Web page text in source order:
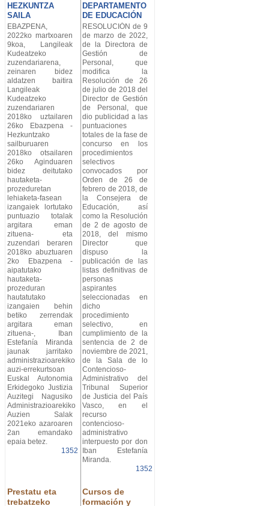
HEZKUNTZA
SAILA
DEPARTAMENTO
DE EDUCACIÓN
EBAZPENA,
2022ko martxoaren
9koa, Langileak
Kudeatzeko
zuzendariarena,
zeinaren bidez
aldatzen baitira
Langileak
Kudeatzeko
zuzendariaren
2018ko uztailaren
26ko Ebazpena -
Hezkuntzako
sailburuaren
2018ko otsailaren
26ko Aginduaren
bidez deitutako
hautaketa-
prozeduretan
lehiaketa-fasean
izangaiek lortutako
puntuazio totalak
argitara eman
zituena- eta
zuzendari beraren
2018ko abuztuaren
2ko Ebazpena -
aipatutako
hautaketa-
prozeduran
hautatutako
izangaien behin
betiko zerrendak
argitara eman
zituena-, Iban
Estefanía Miranda
jaunak jarritako
administrazioarekiko
auzi-errekurtsoan
Euskal Autonomia
Erkidegoko Justizia
Auzitegi Nagusiko
Administrazioarekiko
Auzien Salak
2021eko azaroaren
2an emandako
epaia betez.
1352
RESOLUCIÓN de 9
de marzo de 2022,
de la Directora de
Gestión de
Personal, que
modifica la
Resolución de 26
de julio de 2018 del
Director de Gestión
de Personal, que
dio publicidad a las
puntuaciones
totales de la fase de
concurso en los
procedimientos
selectivos
convocados por
Orden de 26 de
febrero de 2018, de
la Consejera de
Educación, así
como la Resolución
de 2 de agosto de
2018, del mismo
Director que
dispuso la
publicación de las
listas definitivas de
personas
aspirantes
seleccionadas en
dicho
procedimiento
selectivo, en
cumplimiento de la
sentencia de 2 de
noviembre de 2021,
de la Sala de lo
Contencioso-
Administrativo del
Tribunal Superior
de Justicia del País
Vasco, en el
recurso
contencioso-
administrativo
interpuesto por don
Iban Estefanía
Miranda.
1352
Prestatu eta
trebatzeko
Cursos de
formación y